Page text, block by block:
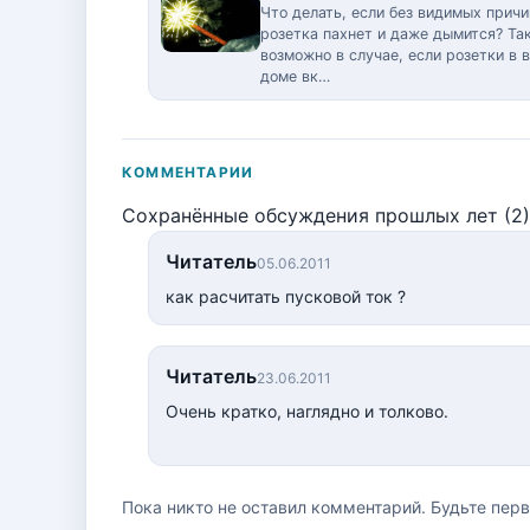
Что делать, если без видимых
розетка пахнет и даже дымится?
возможно в случае, если розетки в
доме вк…
КОММЕНТАРИИ
Сохранённые обсуждения прошлых лет (2)
Читатель05.06.2011
как расчитать пусковой ток ?
Читатель23.06.2011
Очень кратко, наглядно и толково.
Пока никто не оставил комментарий. Будьте